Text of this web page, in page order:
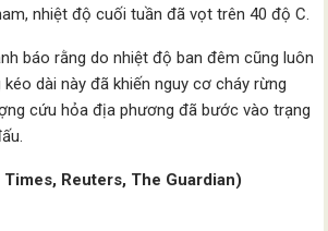
nhiệt độ cuối tuần đã vọt trên 40 độ C.
báo rằng do nhiệt độ ban đêm cũng luôn
dài này đã khiến nguy cơ cháy rừng
cứu hỏa địa phương đã bước vào trạng
Reuters, The Guardian)